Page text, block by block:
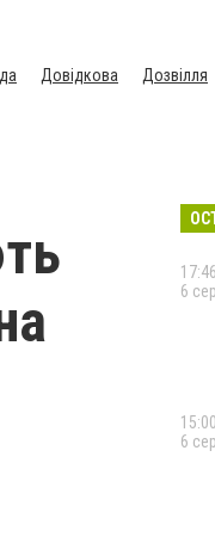
Довідкова
Дозвілля
17:46
6
15:00
6